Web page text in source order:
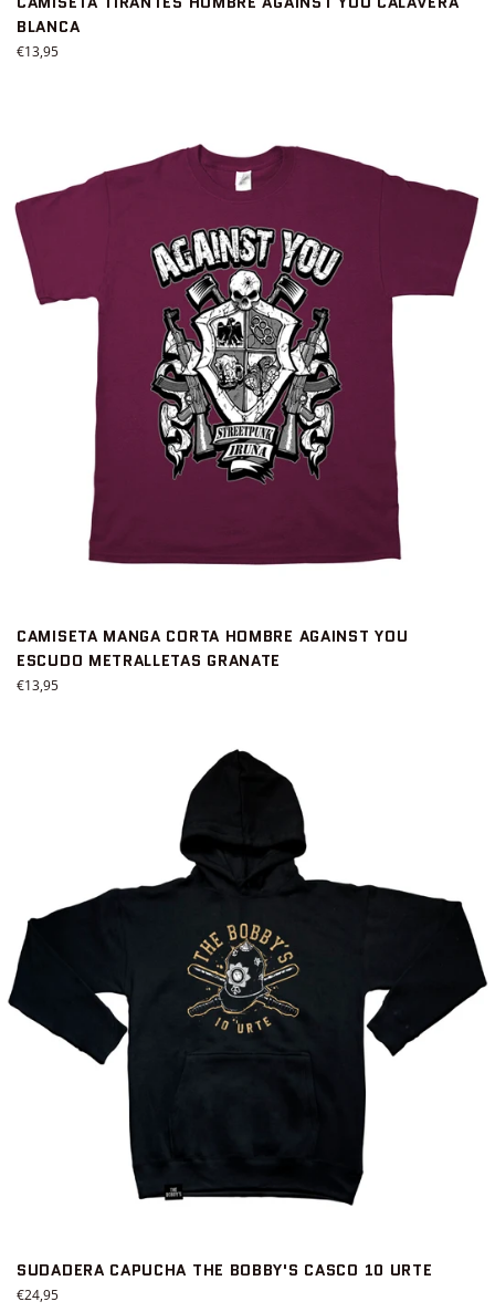
BLANCA
Precio
€13,95
CAMISETA MANGA CORTA HOMBRE AGAINST YOU
ESCUDO METRALLETAS GRANATE
Precio
€13,95
SUDADERA CAPUCHA THE BOBBY'S CASCO 10 URTE
Precio
€24,95